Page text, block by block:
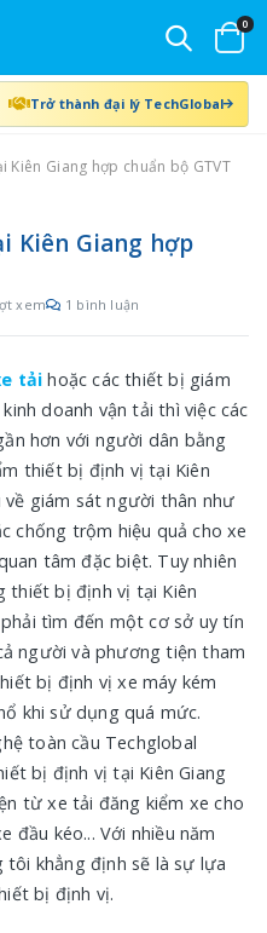
0
Trở thành đại lý TechGlobal
Kiên Giang hợp chuẩn bộ GTVT
Kiên Giang hợp
xem 1 bình luận
tải hoặc các thiết bị giám
doanh vận tải thì việc các
hơn với người dân bằng
thiết bị định vị tại Kiên
về giám sát người thân như
chống trộm hiệu quả cho xe
tâm đặc biệt. Tuy nhiên
thiết bị định vị tại Kiên
tìm đến một cơ sở uy tín
người và phương tiện tham
bị định vị xe máy kém
khi sử dụng quá mức.
toàn cầu Techglobal
bị định vị tại Kiên Giang
từ xe tải đăng kiểm xe cho
đầu kéo... Với nhiều năm
tôi khẳng định sẽ là sự lựa
bị định vị.